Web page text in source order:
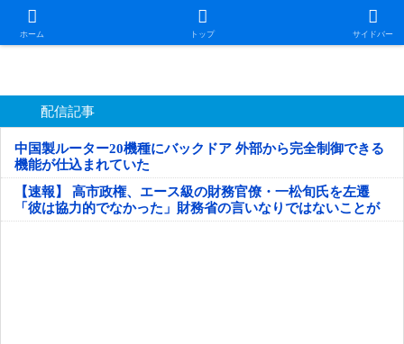
ホーム トップ サイドバー
日本第一！ニュース録
配信記事
中国製ルーター20機種にバックドア 外部から完全制御できる
機能が仕込まれていた
【速報】 高市政権、エース級の財務官僚・一松旬氏を左遷
「彼は協力的でなかった」財務省の言いなりではないことが
判明